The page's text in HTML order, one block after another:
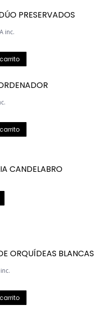
múltiples
pueden
producto
PRESERVADOS
inc.
CANDELABRO
ORQUÍDEAS BLANCAS